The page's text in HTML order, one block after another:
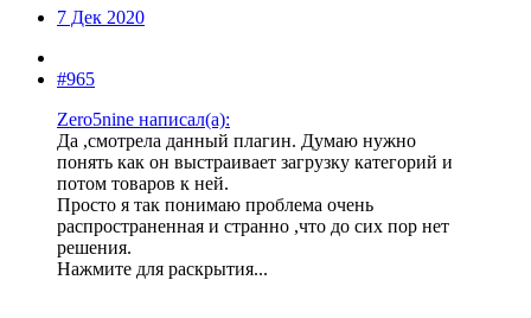
7 Дек 2020
#965
Zero5nine написал(а):
Да ,смотрела данный плагин. Думаю нужно
понять как он выстраивает загрузку категорий и
потом товаров к ней.
Просто я так понимаю проблема очень
распространенная и странно ,что до сих пор нет
решения.
Нажмите для раскрытия...